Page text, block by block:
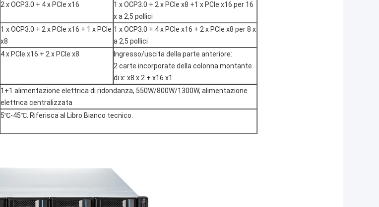
2 x OCP3.0 + 4 x PCIe x16
1 x OCP3.0 + 2 x PCIe x8 +1 x PCIe x16 per 16
x a 2,5 pollici
1 x OCP3.0 + 2 x PCIe x16 + 1 x PCIe
x8
1 x OCP3.0 + 4 x PCIe x16 + 2 x PCIe x8 per 8 x
a 2,5 pollici
4 x PCIe x16 + 2 x PCIe x8
Ingresso/uscita della parte anteriore:
2 carte incorporate della colonna montante
di x: x8 x 2 + x16 x1
1+1 alimentazione elettrica di ridondanza, 550W/800W/1300W, alimentazione
elettrica centralizzata
5℃-45℃. Riferisca al Libro Bianco tecnico.